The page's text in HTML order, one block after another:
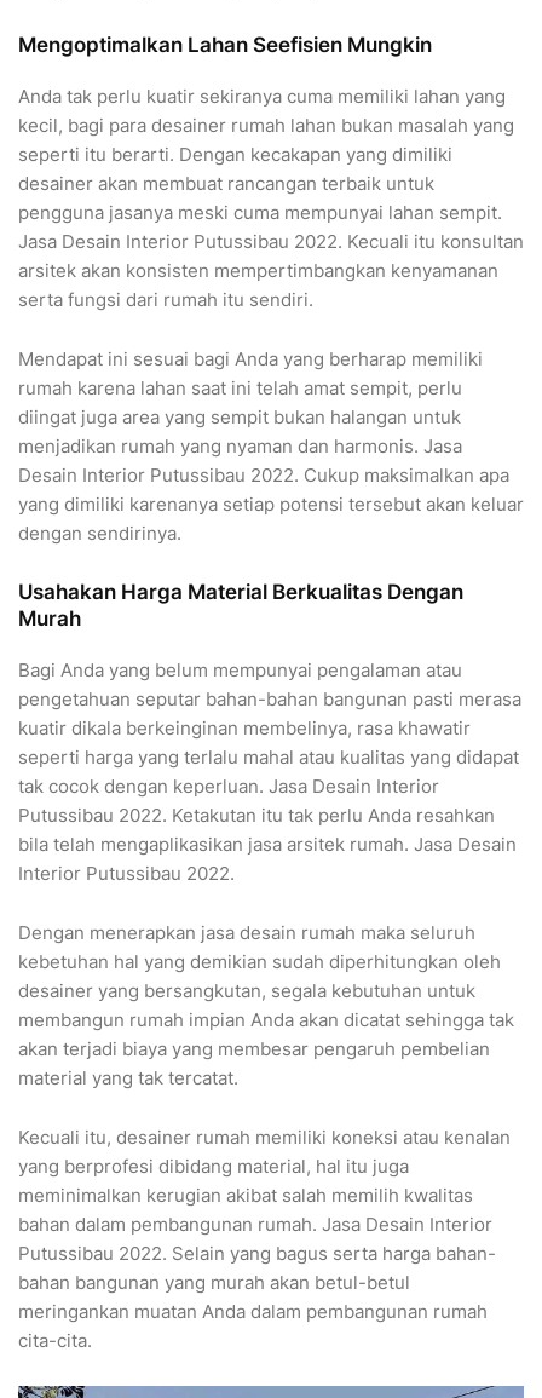
Mengoptimalkan Lahan Seefisien Mungkin
Anda tak perlu kuatir sekiranya cuma memiliki lahan yang
kecil, bagi para desainer rumah lahan bukan masalah yang
seperti itu berarti. Dengan kecakapan yang dimiliki
desainer akan membuat rancangan terbaik untuk
pengguna jasanya meski cuma mempunyai lahan sempit.
Jasa Desain Interior Putussibau 2022. Kecuali itu konsultan
arsitek akan konsisten mempertimbangkan kenyamanan
serta fungsi dari rumah itu sendiri.
Mendapat ini sesuai bagi Anda yang berharap memiliki
rumah karena lahan saat ini telah amat sempit, perlu
diingat juga area yang sempit bukan halangan untuk
menjadikan rumah yang nyaman dan harmonis. Jasa
Desain Interior Putussibau 2022. Cukup maksimalkan apa
yang dimiliki karenanya setiap potensi tersebut akan keluar
dengan sendirinya.
Usahakan Harga Material Berkualitas Dengan
Murah
Bagi Anda yang belum mempunyai pengalaman atau
pengetahuan seputar bahan-bahan bangunan pasti merasa
kuatir dikala berkeinginan membelinya, rasa khawatir
seperti harga yang terlalu mahal atau kualitas yang didapat
tak cocok dengan keperluan. Jasa Desain Interior
Putussibau 2022. Ketakutan itu tak perlu Anda resahkan
bila telah mengaplikasikan jasa arsitek rumah. Jasa Desain
Interior Putussibau 2022.
Dengan menerapkan jasa desain rumah maka seluruh
kebetuhan hal yang demikian sudah diperhitungkan oleh
desainer yang bersangkutan, segala kebutuhan untuk
membangun rumah impian Anda akan dicatat sehingga tak
akan terjadi biaya yang membesar pengaruh pembelian
material yang tak tercatat.
Kecuali itu, desainer rumah memiliki koneksi atau kenalan
yang berprofesi dibidang material, hal itu juga
meminimalkan kerugian akibat salah memilih kwalitas
bahan dalam pembangunan rumah. Jasa Desain Interior
Putussibau 2022. Selain yang bagus serta harga bahan-
bahan bangunan yang murah akan betul-betul
meringankan muatan Anda dalam pembangunan rumah
cita-cita.